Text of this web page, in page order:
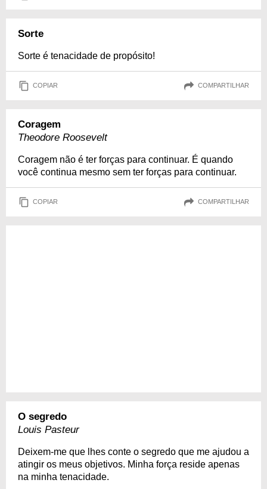
Sorte
Sorte é tenacidade de propósito!
COPIAR COMPARTILHAR
Coragem
Theodore Roosevelt
Coragem não é ter forças para continuar. É quando
você continua mesmo sem ter forças para continuar.
COPIAR COMPARTILHAR
O segredo
Louis Pasteur
Deixem-me que lhes conte o segredo que me ajudou a
atingir os meus objetivos. Minha força reside apenas
na minha tenacidade.